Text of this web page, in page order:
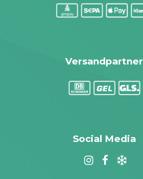
Versandpartner
Social Media